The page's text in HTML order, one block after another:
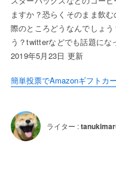
ますか？恐らくそのまま飲
際のところどうなんでしょ
う？twitterなどでも話題にな
2019年5月23日 更新
簡単投票でAmazonギフトカ
ライター :